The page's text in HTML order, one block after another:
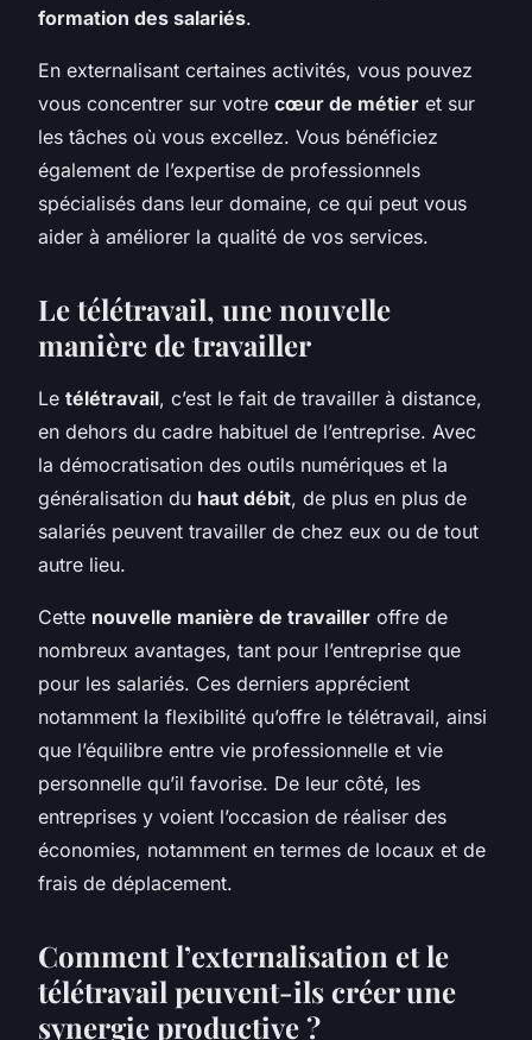
formation des salariés.
En externalisant certaines activités, vous pouvez
vous concentrer sur votre cœur de métier et sur
les tâches où vous excellez. Vous bénéficiez
également de l’expertise de professionnels
spécialisés dans leur domaine, ce qui peut vous
aider à améliorer la qualité de vos services.
Le télétravail, une nouvelle
manière de travailler
Le télétravail, c’est le fait de travailler à distance,
en dehors du cadre habituel de l’entreprise. Avec
la démocratisation des outils numériques et la
généralisation du haut débit, de plus en plus de
salariés peuvent travailler de chez eux ou de tout
autre lieu.
Cette nouvelle manière de travailler offre de
nombreux avantages, tant pour l’entreprise que
pour les salariés. Ces derniers apprécient
notamment la flexibilité qu’offre le télétravail, ainsi
que l’équilibre entre vie professionnelle et vie
personnelle qu’il favorise. De leur côté, les
entreprises y voient l’occasion de réaliser des
économies, notamment en termes de locaux et de
frais de déplacement.
Comment l’externalisation et le
télétravail peuvent-ils créer une
synergie productive ?